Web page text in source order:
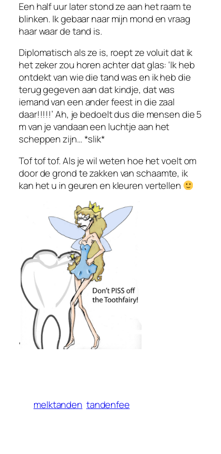
Een half uur later stond ze aan het raam te
blinken. Ik gebaar naar mijn mond en vraag
haar waar de tand is.
Diplomatisch als ze is, roept ze voluit dat ik
het zeker zou horen achter dat glas: ‘Ik heb
ontdekt van wie die tand was en ik heb die
terug gegeven aan dat kindje, dat was
iemand van een ander feest in die zaal
daar!!!!!’ Ah, je bedoelt dus die mensen die 5
m van je vandaan een luchtje aan het
scheppen zijn… *slik*
Tof tof tof. Als je wil weten hoe het voelt om
door de grond te zakken van schaamte, ik
kan het u in geuren en kleuren vertellen
‘
melktanden tandenfee